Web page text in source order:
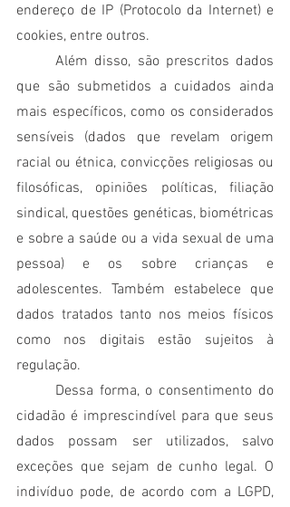
endereço de IP (Protocolo da Internet) e
cookies, entre outros.
	Além disso, são prescritos dados
que são submetidos a cuidados ainda
mais específicos, como os considerados
sensíveis (dados que revelam origem
racial ou étnica, convicções religiosas ou
filosóficas, opiniões políticas, filiação
sindical, questões genéticas, biométricas
e sobre a saúde ou a vida sexual de uma
pessoa)
e os sobre crianças e
adolescentes. Também estabelece que
dados tratados tanto nos meios físicos
como nos digitais estão sujeitos à
regulação.
cidadão é imprescindível para que seus
dados possam ser utilizados, salvo
exceções que sejam de cunho legal. O
indivíduo pode, de acordo com a LGPD,